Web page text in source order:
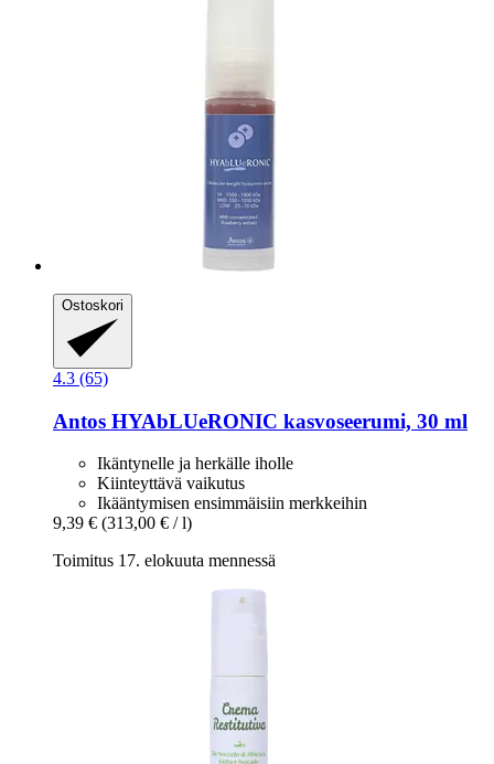
Ostoskori
4.3 (65)
Antos HYAbLUeRONIC kasvoseerumi, 30 ml
Ikäntynelle ja herkälle iholle
Kiinteyttävä vaikutus
Ikääntymisen ensimmäisiin merkkeihin
9,39 € (313,00 € / l)
Toimitus 17. elokuuta mennessä